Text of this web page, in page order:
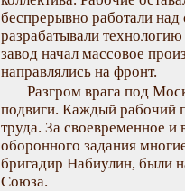
беспрерывно работали
разрабатывали
завод начал массовое
направлялись на фронт.
Разгром врага под
подвиги. Каждый рабочий
труда. За своевременное и
оборонного задания
бригадир Набиулин, были
Союза.